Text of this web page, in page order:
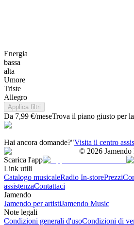
Energia
bassa
alta
Umore
Triste
Allegro
Applica filtri
Da 7,99 €/meseTrova il piano giusto per
Hai ancora domande?"Visita il centro
© 2026
Scarica l'app
Link utili
Catalogo musicaleRadio In-storePrezzi
assistenzaContattaci
Jamendo
Jamendo per artistiJamendo Music
Note legali
Condizioni generali d'usoCondizioni di